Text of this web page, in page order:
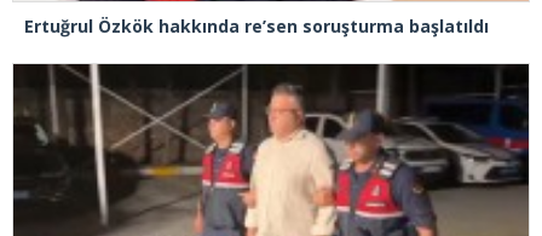
Ertuğrul Özkök hakkında re’sen soruşturma başlatıldı